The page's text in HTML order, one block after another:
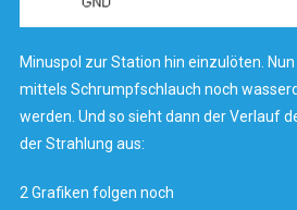
Minuspol zur Station hin einzulöten.
mittels Schrumpfschlauch noch
werden. Und so sieht dann der Verlauf
der Strahlung aus:
2 Grafiken folgen noch